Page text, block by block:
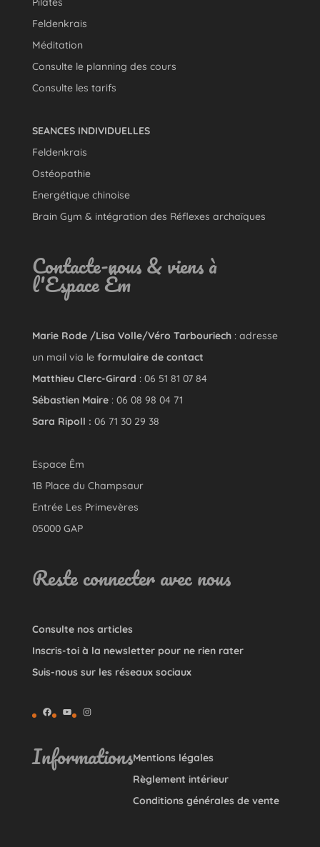
Feldenkrais
Méditation
Consulte le planning des cours
Consulte les tarifs
SEANCES INDIVIDUELLES
Feldenkrais
Ostéopathie
Energétique chinoise
Brain Gym & intégration des Réflexes archaïques
Contacte-nous & viens à
l'Espace Êm
Marie Rode /Lisa Volle/Véro Tarbouriech: adresse
un mail via le formulaire de contact
Matthieu Clerc-Girard : 06 51 81 07 84
Sébastien Maire: 06 08 98 04 71
Sara Ripoll : 06 71 30 29 38
Espace Êm
1B Place du Champsaur
Entrée Les Primevères
05000 GAP
Reste connecter avec nous
Consulte nos articles
Inscris-toi à la newsletter pour ne rien rater
Suis-nous sur les réseaux sociaux
Facebook
YouTubeInstagram
InformationsMentions légales
Règlement intérieur
Conditions générales de vente